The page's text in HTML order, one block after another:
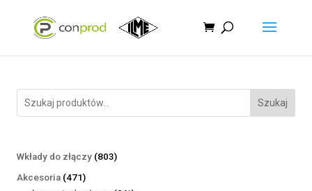
Szukaj
Wkłady do złączy 803803
Akcesoria 471471